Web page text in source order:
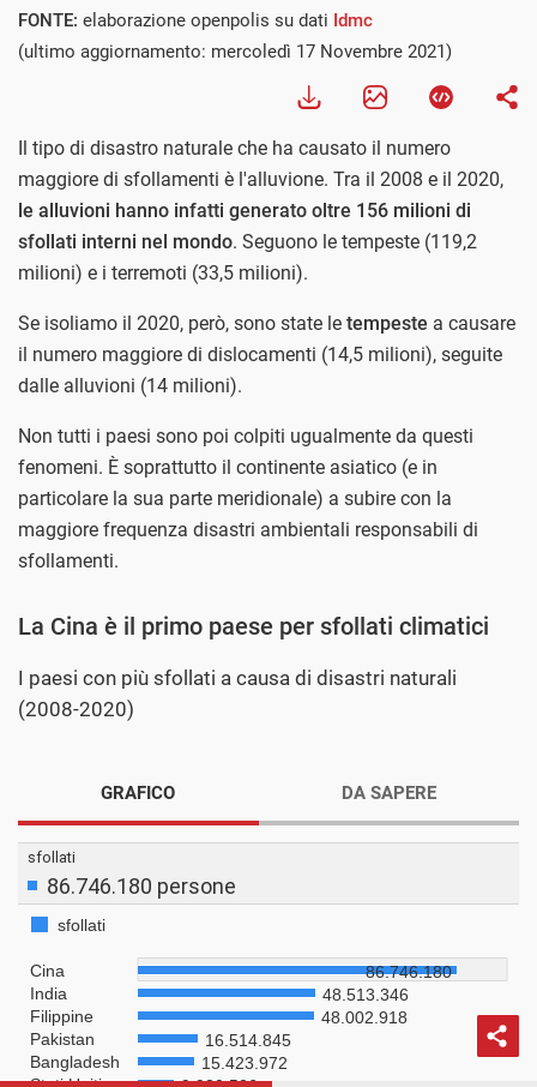
FONTE: elaborazione openpolis su dati Idmc
(ultimo aggiornamento: mercoledì 17 Novembre 2021)
Il tipo di disastro naturale che ha causato il numero
maggiore di sfollamenti è l'alluvione. Tra il 2008 e il 2020,
le alluvioni hanno infatti generato oltre 156 milioni di
sfollati interni nel mondo. Seguono le tempeste (119,2
milioni) e i terremoti (33,5 milioni).
Se isoliamo il 2020, però, sono state le tempeste a causare
il numero maggiore di dislocamenti (14,5 milioni), seguite
dalle alluvioni (14 milioni).
Non tutti i paesi sono poi colpiti ugualmente da questi
fenomeni. È soprattutto il continente asiatico (e in
particolare la sua parte meridionale) a subire con la
maggiore frequenza disastri ambientali responsabili di
sfollamenti.
La Cina è il primo paese per sfollati climatici
I paesi con più sfollati a causa di disastri naturali
(2008-2020)
GRAFICO DA SAPERE